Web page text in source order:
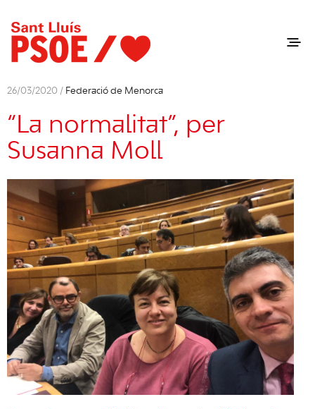
26/03/2020 / Federació de Menorca
“La normalitat”, per
Susanna Moll